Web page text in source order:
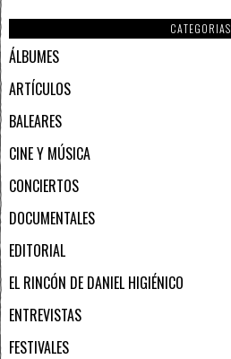
CATEGORIAS
ÁLBUMES
ARTÍCULOS
BALEARES
CINE Y MÚSICA
CONCIERTOS
DOCUMENTALES
EDITORIAL
EL RINCÓN DE DANIEL HIGIÉNICO
ENTREVISTAS
FESTIVALES